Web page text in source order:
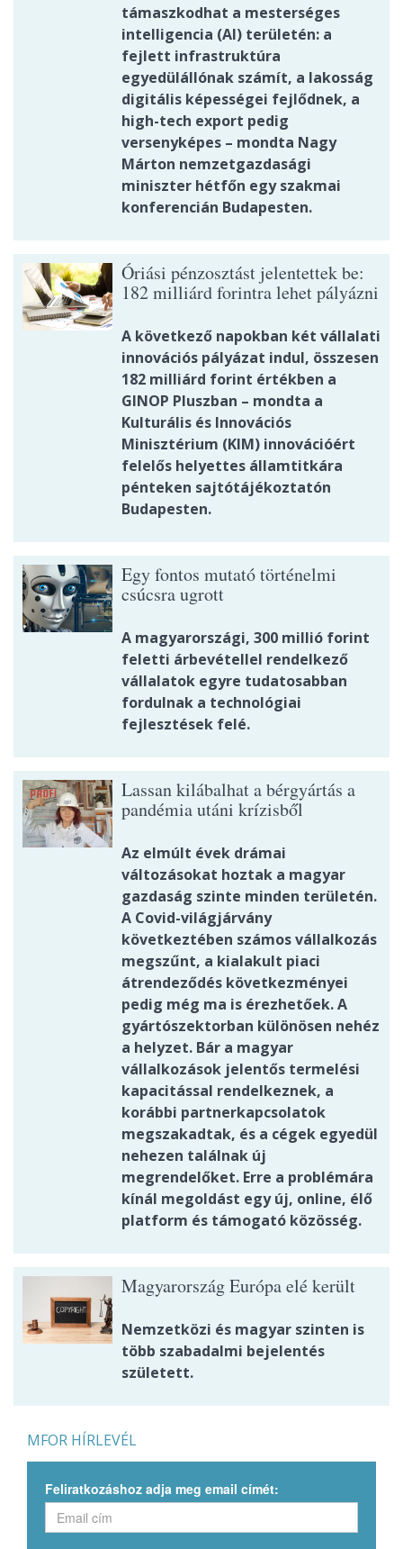
támaszkodhat a mesterséges
intelligencia (AI) területén: a
fejlett infrastruktúra
egyedülállónak számít, a lakosság
digitális képességei fejlődnek, a
high-tech export pedig
versenyképes – mondta Nagy
Márton nemzetgazdasági
miniszter hétfőn egy szakmai
konferencián Budapesten.
Óriási pénzosztást jelentettek be:
182 milliárd forintra lehet pályázni
A következő napokban két vállalati
innovációs pályázat indul, összesen
182 milliárd forint értékben a
GINOP Pluszban – mondta a
Kulturális és Innovációs
Minisztérium (KIM) innovációért
felelős helyettes államtitkára
pénteken sajtótájékoztatón
Budapesten.
Egy fontos mutató történelmi
csúcsra ugrott
A magyarországi, 300 millió forint
feletti árbevétellel rendelkező
vállalatok egyre tudatosabban
fordulnak a technológiai
fejlesztések felé.
Lassan kilábalhat a bérgyártás a
pandémia utáni krízisből
Az elmúlt évek drámai
változásokat hoztak a magyar
gazdaság szinte minden területén.
A Covid-világjárvány
következtében számos vállalkozás
megszűnt, a kialakult piaci
átrendeződés következményei
pedig még ma is érezhetőek. A
gyártószektorban különösen nehéz
a helyzet. Bár a magyar
vállalkozások jelentős termelési
kapacitással rendelkeznek, a
korábbi partnerkapcsolatok
megszakadtak, és a cégek egyedül
nehezen találnak új
megrendelőket. Erre a problémára
kínál megoldást egy új, online, élő
platform és támogató közösség.
Magyarország Európa elé került
Nemzetközi és magyar szinten is
több szabadalmi bejelentés
született.
MFOR HÍRLEVÉL
Feliratkozáshoz adja meg email címét: